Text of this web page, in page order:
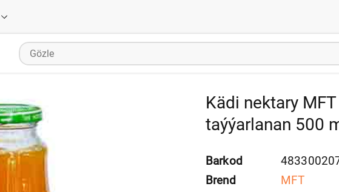
Kädi nektary
taýýarlanan 500
Barkod
Brend
MFT